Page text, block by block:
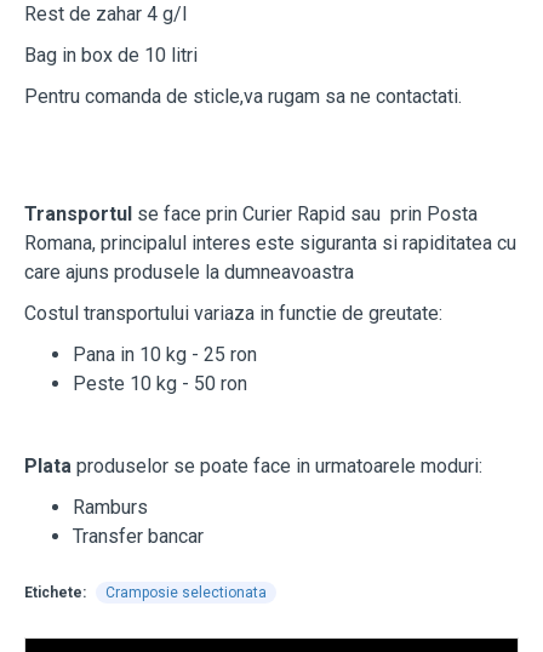
Rest de zahar 4 g/l
Bag in box de 10 litri
Pentru comanda de sticle,va rugam sa ne contactati.
Transportul se face prin Curier Rapid sau prin Posta
Romana, principalul interes este siguranta si rapiditatea cu
care ajuns produsele la dumneavoastra
Costul transportului variaza in functie de greutate:
Pana in 10 kg - 25 ron
Peste 10 kg - 50 ron
Plata produselor se poate face in urmatoarele moduri:
Ramburs
Transfer bancar
Etichete: Cramposie selectionata